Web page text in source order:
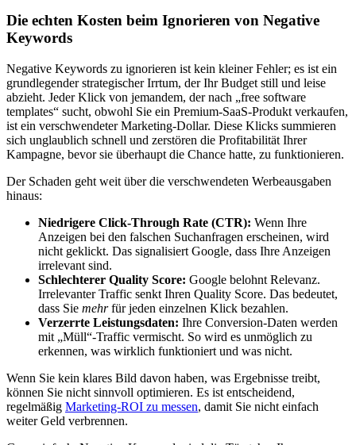
Die echten Kosten beim Ignorieren von Negative
Keywords
Negative Keywords zu ignorieren ist kein kleiner Fehler; es ist ein
grundlegender strategischer Irrtum, der Ihr Budget still und leise
abzieht. Jeder Klick von jemandem, der nach „free software
templates“ sucht, obwohl Sie ein Premium-SaaS-Produkt verkaufen,
ist ein verschwendeter Marketing-Dollar. Diese Klicks summieren
sich unglaublich schnell und zerstören die Profitabilität Ihrer
Kampagne, bevor sie überhaupt die Chance hatte, zu funktionieren.
Der Schaden geht weit über die verschwendeten Werbeausgaben
hinaus:
Niedrigere Click-Through Rate (CTR): Wenn Ihre
Anzeigen bei den falschen Suchanfragen erscheinen, wird
nicht geklickt. Das signalisiert Google, dass Ihre Anzeigen
irrelevant sind.
Schlechterer Quality Score: Google belohnt Relevanz.
Irrelevanter Traffic senkt Ihren Quality Score. Das bedeutet,
dass Sie mehrfür jeden einzelnen Klick bezahlen.
Verzerrte Leistungsdaten: Ihre Conversion-Daten werden
mit „Müll“-Traffic vermischt. So wird es unmöglich zu
erkennen, was wirklich funktioniert und was nicht.
Wenn Sie kein klares Bild davon haben, was Ergebnisse treibt,
können Sie nicht sinnvoll optimieren. Es ist entscheidend,
regelmäßig Marketing-ROI zu messen, damit Sie nicht einfach
weiter Geld verbrennen.